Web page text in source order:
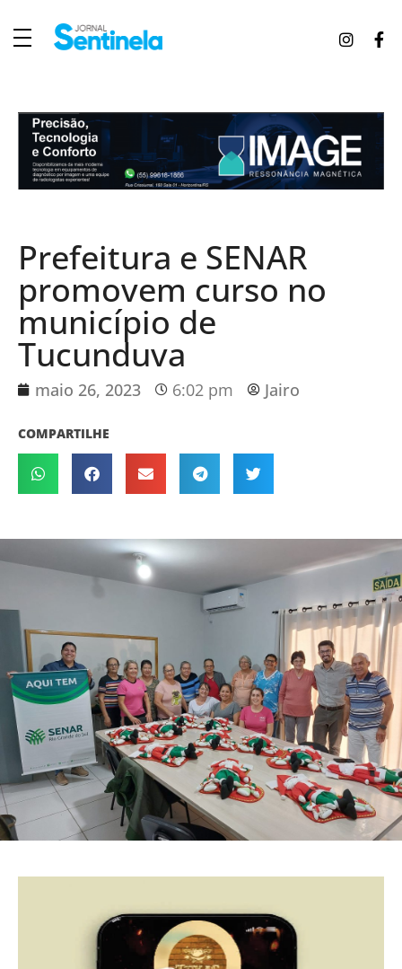
Prefeitura e SENAR
promovem curso no
município de
Tucunduva
maio 26, 2023 6:02 pm Jairo
COMPARTILHE